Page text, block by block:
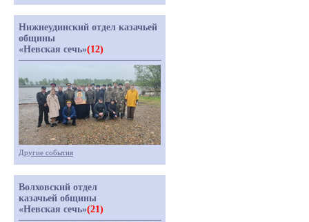
Нижнеудинский отдел казачьей
общины
«Невская сечь»(12)
Другие события
Волховский отдел
казачьей общины
«Невская сечь»(21)